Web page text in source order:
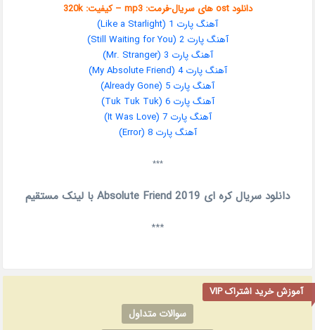
دانلود ost های سریال-فرمت: mp3 – کیفیت: 320k
آهنگ پارت 1 (Like a Starlight)
آهنگ پارت 2 (Still Waiting for You)
آهنگ پارت 3 (Mr. Stranger)
آهنگ پارت 4 (My Absolute Friend)
آهنگ پارت 5 (Already Gone)
آهنگ پارت 6 (Tuk Tuk Tuk)
آهنگ پارت 7 (It Was Love)
آهنگ پارت 8 (Error)
***
دانلود سریال کره ای Absolute Friend 2019 با لینک مستقیم
***
آموزش خرید اشتراک VIP
سوالات متداول